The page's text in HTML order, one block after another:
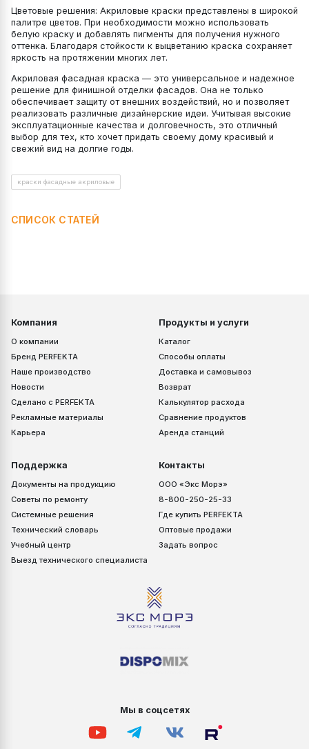
Цветовые решения: Акриловые краски представлены в широкой
палитре цветов. При необходимости можно использовать
белую краску и добавлять пигменты для получения нужного
оттенка. Благодаря стойкости к выцветанию краска сохраняет
яркость на протяжении многих лет.
Акриловая фасадная краска — это универсальное и надежное
решение для финишной отделки фасадов. Она не только
обеспечивает защиту от внешних воздействий, но и позволяет
реализовать различные дизайнерские идеи. Учитывая высокие
эксплуатационные качества и долговечность, это отличный
выбор для тех, кто хочет придать своему дому красивый и
свежий вид на долгие годы.
краски фасадные акриловые
СПИСОК СТАТЕЙ
Компания
О компании
Бренд PERFEKTA
Наше производство
Новости
Сделано с PERFEKTA
Рекламные материалы
Карьера
Продукты и услуги
Каталог
Способы оплаты
Доставка и самовывоз
Возврат
Калькулятор расхода
Сравнение продуктов
Аренда станций
Поддержка
Документы на продукцию
Советы по ремонту
Системные решения
Технический словарь
Учебный центр
Выезд технического специалиста
Контакты
ООО «Экс Морэ»
8-800-250-25-33
Где купить PERFEKTA
Оптовые продажи
Задать вопрос
Мы в соцсетях